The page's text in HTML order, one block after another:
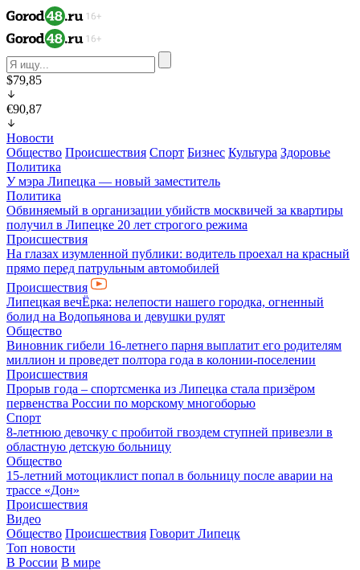
$79,85
€90,87
Новости
Общество Происшествия Спорт Бизнес Культура Здоровье
Политика
У мэра Липецка — новый заместитель
Политика
Обвиняемый в организации убийств москвичей за квартиры
получил в Липецке 20 лет строгого режима
Происшествия
На глазах изумленной публики: водитель проехал на красный
прямо перед патрульным автомобилей
Происшествия
Липецкая вечЁрка: нелепости нашего городка, огненный
болид на Водопьянова и девушки рулят
Общество
Виновник гибели 16-летнего парня выплатит его родителям
миллион и проведет полтора года в колонии-поселении
Происшествия
Прорыв года – спортсменка из Липецка стала призёром
первенства России по морскому многоборью
Спорт
8-летнюю девочку с пробитой гвоздем ступней привезли в
областную детскую больницу
Общество
15-летний мотоциклист попал в больницу после аварии на
трассе «Дон»
Происшествия
Видео
Общество Происшествия Говорит Липецк
Топ новости
В России В мире